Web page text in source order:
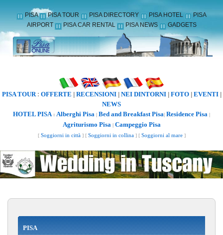
PISA PISA TOUR PISA DIRECTORY PISA HOTEL
PISA
AIRPORT
PISA CAR RENTAL PISA NEWS GADGETS
PISA TOUR: OFFERTE RECENSIONI| NEI DINTORNI| FOTO| EVENTI|
NEWS
HOTEL PISA: Alberghi Pisa | Bed and Breakfast Pisa| Residence Pisa |
Agriturismo Pisa| Campeggio Pisa
[ Soggiorni in città] [ Soggiorni in collina] [ Soggiorni al mare]
PISA